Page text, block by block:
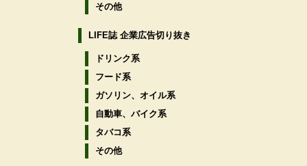
その他
LIFE誌 企業広告切り抜き
ドリンク系
フード系
ガソリン、オイル系
自動車、バイク系
タバコ系
その他